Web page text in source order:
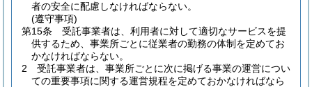
者の安全に配慮しなければならない。
(遵守事項)
第15条
受託事業者は、利用者に対して適切なサービスを提
供するため、事業所ごとに従業者の勤務の体制を定めてお
かなければならない。
2
受託事業者は、事業所ごとに次に掲げる事業の運営につい
ての重要事項に関する運営規程を定めておかなければなら